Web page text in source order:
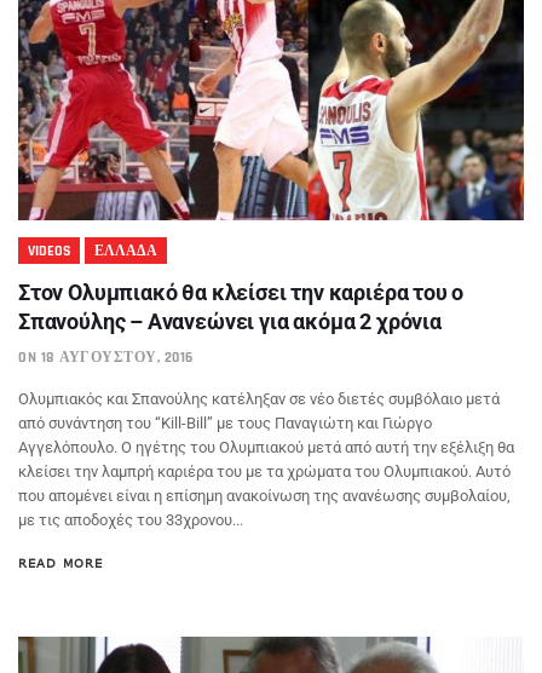
VIDEOS ΕΛΛΑΔΑ
Στον Ολυμπιακό θα κλείσει την καριέρα του ο
Σπανούλης – Ανανεώνει για ακόμα 2 χρόνια
ON 18 ΑΥΓΟΎΣΤΟΥ, 2016
Ολυμπιακός και Σπανούλης κατέληξαν σε νέο διετές συμβόλαιο μετά
από συνάντηση του “Kill-Bill” με τους Παναγιώτη και Γιώργο
Αγγελόπουλο. Ο ηγέτης του Ολυμπιακού μετά από αυτή την εξέλιξη θα
κλείσει την λαμπρή καριέρα του με τα χρώματα του Ολυμπιακού. Αυτό
που απομένει είναι η επίσημη ανακοίνωση της ανανέωσης συμβολαίου,
με τις αποδοχές του 33χρονου...
READ MORE